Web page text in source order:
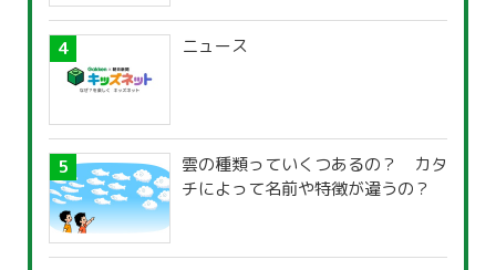
ニュース
雲の種類っていくつあるの？ カタ
チによって名前や特徴が違うの？